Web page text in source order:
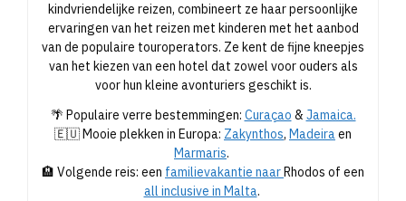
kindvriendelijke reizen, combineert ze haar persoonlijke
ervaringen van het reizen met kinderen met het aanbod
van de populaire touroperators. Ze kent de fijne kneepjes
van het kiezen van een hotel dat zowel voor ouders als
voor hun kleine avonturiers geschikt is.
🌴 Populaire verre bestemmingen: Curaçao & Jamaica.
🇪🇺 Mooie plekken in Europa: Zakynthos, Madeiraen
Marmaris.
🏨 Volgende reis: een familievakantie naarRhodos of een
all inclusive in Malta.